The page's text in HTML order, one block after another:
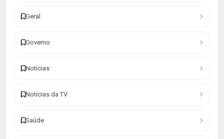
Geral
Governo
Notícias
Notícias da TV
Saúde